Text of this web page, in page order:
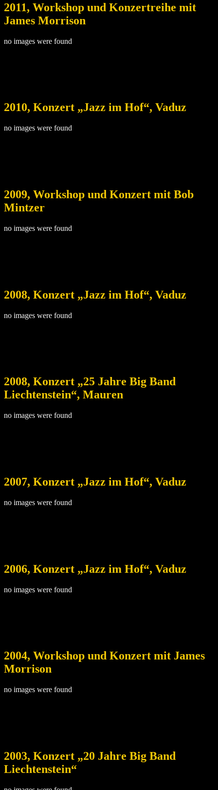
2011, Workshop und Konzertreihe mit
James Morrison
no images were found
2010, Konzert „Jazz im Hof“, Vaduz
no images were found
2009, Workshop und Konzert mit Bob
Mintzer
no images were found
2008, Konzert „Jazz im Hof“, Vaduz
no images were found
2008, Konzert „25 Jahre Big Band
Liechtenstein“, Mauren
no images were found
2007, Konzert „Jazz im Hof“, Vaduz
no images were found
2006, Konzert „Jazz im Hof“, Vaduz
no images were found
2004, Workshop und Konzert mit James
Morrison
no images were found
2003, Konzert „20 Jahre Big Band
Liechtenstein“